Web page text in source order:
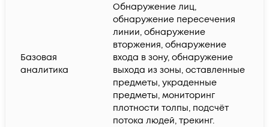
Базовая
аналитика
Обнаружение лиц,
обнаружение пересечения
линии, обнаружение
вторжения, обнаружение
входа в зону, обнаружение
выхода из зоны, оставленные
предметы, украденные
предметы, мониторинг
плотности толпы, подсчёт
потока людей, трекинг.